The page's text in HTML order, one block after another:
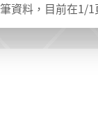
筆資料，目前在1/1